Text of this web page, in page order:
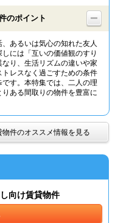
から
のポイント
あるいは気心の知れた友人
には「互いの価値観のすり
り、生活リズムの違いや家
レスなく過ごすための条件
す。本特集では、二人の理
ある間取りの物件を豊富に
件のオススメ情報を見る
向け賃貸物件